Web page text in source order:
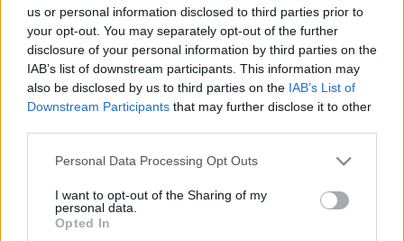
us or personal information disclosed to third parties prior to
your opt-out. You may separately opt-out of the further
disclosure of your personal information by third parties on the
IAB’s list of downstream participants. This information may
also be disclosed by us to third parties on the IAB’s List of
Downstream Participants that may further disclose it to other
Please note that this website/app uses one or more Google
not limited to your visit or usage behaviour. You may click to
grant or deny consent to Google and its third-party tags to
use your data for below specified purposes in below Google
Personal Data Processing Opt Outs
I want to opt-out of the Sharing of my
personal data.
Opted In
ULTIME NOTIZIE
Pizza Romana: Ritorno alle Origini
con un Tocco Moderno
15 minuti fa
Follia in un bar di Viterbo: la
violenza che affligge Roma e
provincia